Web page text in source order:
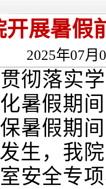
开展暑假
2025年07月
彻落实
暑假期
暑假期
生，我
安全专